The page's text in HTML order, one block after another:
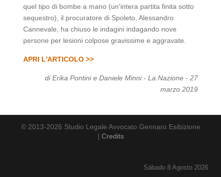
quel tipo di bombe a mano (un'intera partita finita sotto
sequestro), il procuratore di Spoleto, Alessandro
Cannevale, ha chiuso le indagini indagando nove
persone per lesioni colpose gravissime e aggravate.
APRI L'ARTICOLO >>
di Erika Pontini e Daniele Minni - La Nazione - 27
marzo 2019
© 2013-2026 Studio Legale Avvocato Gennaro Esibizione
| Credits
Sábado 8 Agosto 2026